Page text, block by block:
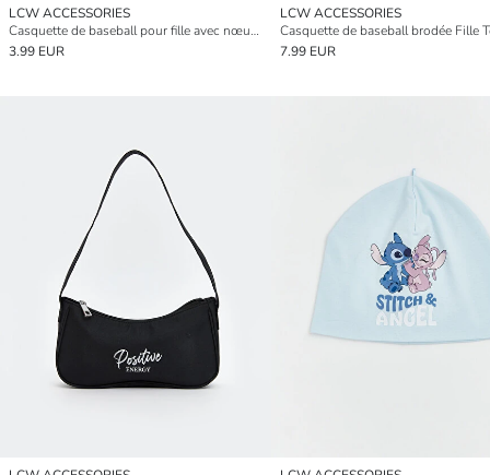
LCW ACCESSORIES
Casquette de baseball pour fille avec nœud brodé
3.99 EUR
LCW ACCESSORIES
Casquette de baseball brodée Fille
7.99 EUR